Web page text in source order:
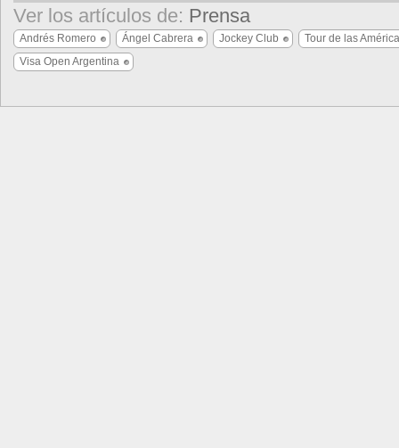
Ver los artículos de: Prensa
Andrés Romero Ángel Cabrera Jockey Club
Tour de las
Visa Open Argentina